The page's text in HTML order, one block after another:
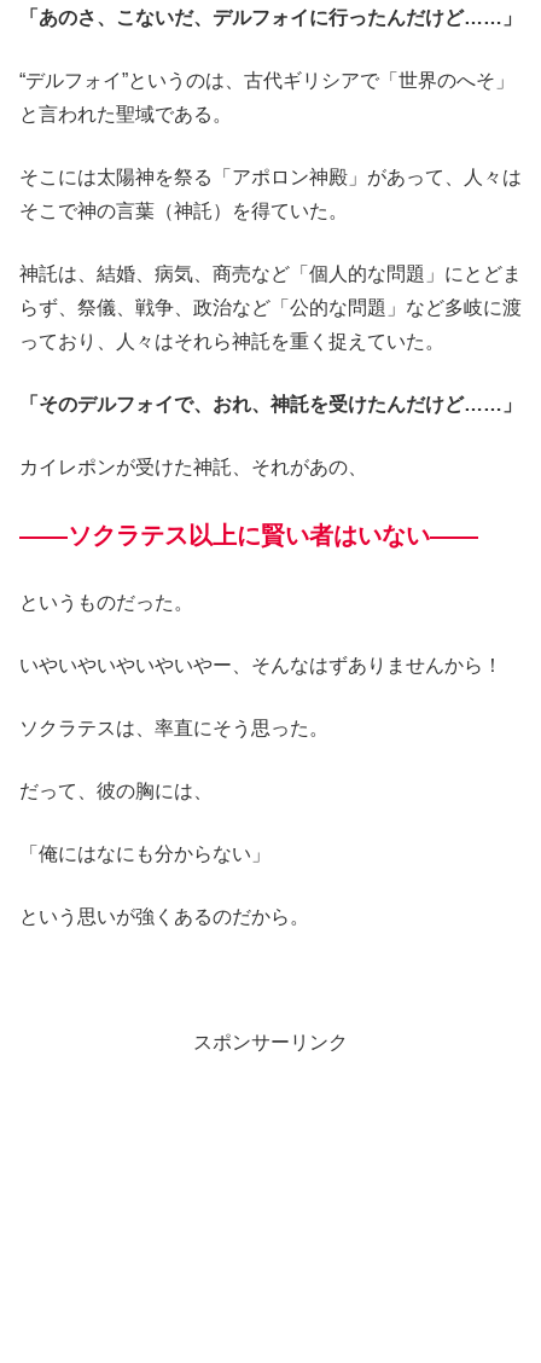
「あのさ、こないだ、デルフォイに行ったんだけど……」
“デルフォイ”というのは、古代ギリシアで「世界のへそ」
と言われた聖域である。
そこには太陽神を祭る「アポロン神殿」があって、人々は
そこで神の言葉（神託）を得ていた。
神託は、結婚、病気、商売など「個人的な問題」にとどま
らず、祭儀、戦争、政治など「公的な問題」など多岐に渡
っており、人々はそれら神託を重く捉えていた。
「そのデルフォイで、おれ、神託を受けたんだけど……」
カイレポンが受けた神託、それがあの、
――ソクラテス以上に賢い者はいない――
というものだった。
いやいやいやいやいやー、そんなはずありませんから！
ソクラテスは、率直にそう思った。
だって、彼の胸には、
「俺にはなにも分からない」
という思いが強くあるのだから。
スポンサーリンク